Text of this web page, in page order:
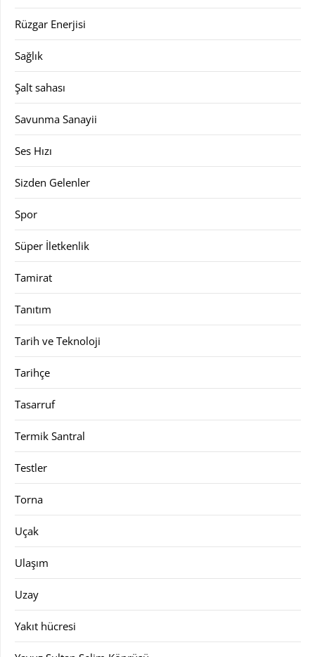
Rüzgar Enerjisi
Sağlık
Şalt sahası
Savunma Sanayii
Ses Hızı
Sizden Gelenler
Spor
Süper İletkenlik
Tamirat
Tanıtım
Tarih ve Teknoloji
Tarihçe
Tasarruf
Termik Santral
Testler
Torna
Uçak
Ulaşım
Uzay
Yakıt hücresi